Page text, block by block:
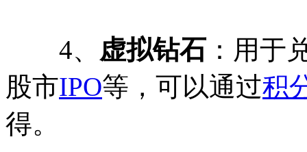
4、 虚拟钻石 ：用于
股市IPO等，可以通过积
得。